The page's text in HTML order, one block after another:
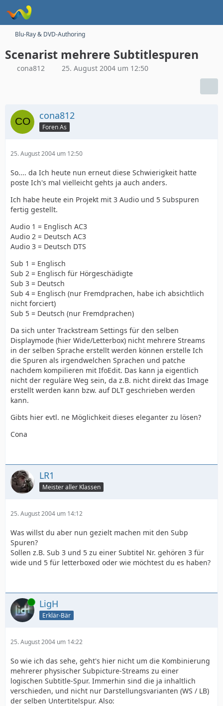
Blu-Ray & DVD-Authoring
Scenarist mehrere Subtitlespuren
cona812 25. August 2004 um 12:50
cona812
Foren As
25. August 2004 um 12:50
So.... da Ich heute nun erneut diese Schwierigkeit hatte
poste Ich's mal vielleicht gehts ja auch anders.
Ich habe heute ein Projekt mit 3 Audio und 5 Subspuren
fertig gestellt.
Audio 1 = Englisch AC3
Audio 2 = Deutsch AC3
Audio 3 = Deutsch DTS
Sub 1 = Englisch
Sub 2 = Englisch für Hörgeschädigte
Sub 3 = Deutsch
Sub 4 = Englisch (nur Fremdprachen, habe ich absichtlich
nicht forciert)
Sub 5 = Deutsch (nur Fremdprachen)
Da sich unter Trackstream Settings für den selben
Displaymode (hier Wide/Letterbox) nicht mehrere Streams
in der selben Sprache erstellt werden können erstelle Ich
die Spuren als irgendwelchen Sprachen und patche
nachdem kompilieren mit IfoEdit. Das kann ja eigentlich
nicht der reguläre Weg sein, da z.B. nicht direkt das Image
erstellt werden kann bzw. auf DLT geschrieben werden
kann.
Gibts hier evtl. ne Möglichkeit dieses eleganter zu lösen?
Cona
LR1
Meister aller Klassen
25. August 2004 um 14:12
Was willst du aber nun gezielt machen mit den Subp
Spuren?
Sollen z.B. Sub 3 und 5 zu einer Subtitel Nr. gehören 3 für
wide und 5 für letterboxed oder wie möchtest du es haben?
Online LigH
Erklär-Bär
25. August 2004 um 14:22
So wie ich das sehe, geht's hier nicht um die Kombinierung
mehrerer physischer Subpicture-Streams zu einer
logischen Subtitle-Spur. Immerhin sind die ja inhaltlich
verschieden, und nicht nur Darstellungsvarianten (WS / LB)
der selben Untertitelspur. Also: